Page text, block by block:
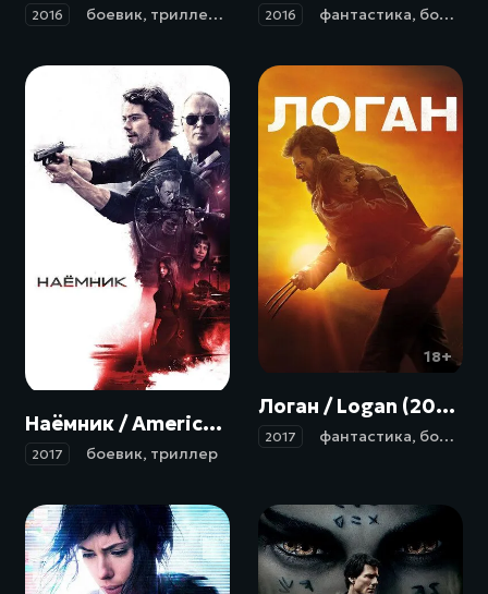
2016 боевик, триллер , комедия криминал
2016 фантастика, боевик
18+
Наёмник / American Assassin (2017)
2017 боевик, триллер
18+
Логан / Logan (2017)
2017 фантастика, боевик